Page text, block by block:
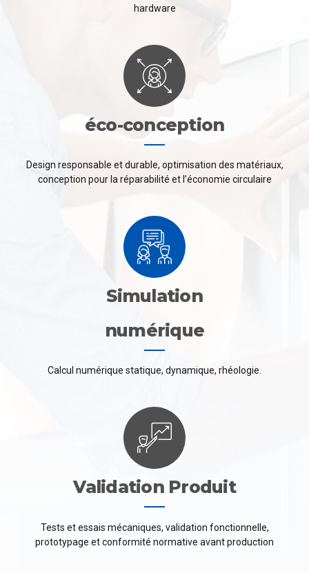
hardware
éco-conception
Design responsable et durable, optimisation des matériaux,
conception pour la réparabilité et l’économie circulaire
Simulation
numérique
Calcul numérique statique, dynamique, rhéologie.
Validation Produit
Tests et essais mécaniques, validation fonctionnelle,
prototypage et conformité normative avant production